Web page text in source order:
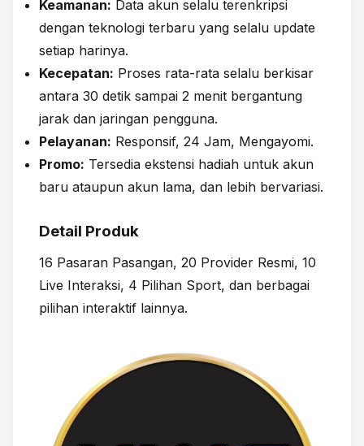
Keamanan: Data akun selalu terenkripsi
dengan teknologi terbaru yang selalu update
setiap harinya.
Kecepatan: Proses rata-rata selalu berkisar
antara 30 detik sampai 2 menit bergantung
jarak dan jaringan pengguna.
Pelayanan: Responsif, 24 Jam, Mengayomi.
Promo: Tersedia ekstensi hadiah untuk akun
baru ataupun akun lama, dan lebih bervariasi.
Detail Produk
16 Pasaran Pasangan, 20 Provider Resmi, 10
Live Interaksi, 4 Pilihan Sport, dan berbagai
pilihan interaktif lainnya.